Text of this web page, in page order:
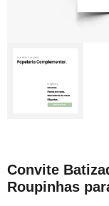
Convite
Roupinhas